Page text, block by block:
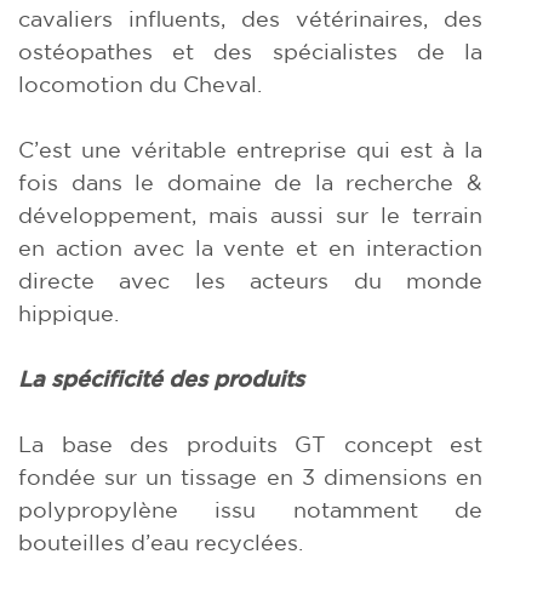
cavaliers influents, des vétérinaires, des
ostéopathes et des spécialistes de la
locomotion du Cheval.
C’est une véritable entreprise qui est à la
fois dans le domaine de la recherche &
développement, mais aussi sur le terrain
en action avec la vente et en interaction
directe avec les acteurs du monde
hippique.
La spécificité des produits
La base des produits GT concept est
fondée sur un tissage en 3 dimensions en
polypropylène issu notamment de
bouteilles d’eau recyclées.